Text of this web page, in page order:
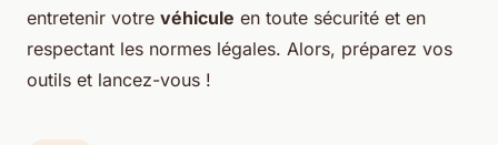
entretenir votre véhicule en toute sécurité et en
respectant les normes légales. Alors, préparez vos
outils et lancez-vous !